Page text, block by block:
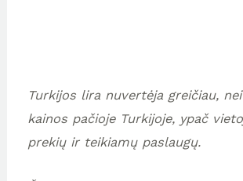
Turkijos lira nuvertėja greičiau,
kainos pačioje Turkijoje, ypač
prekių ir teikiamų paslaugų.